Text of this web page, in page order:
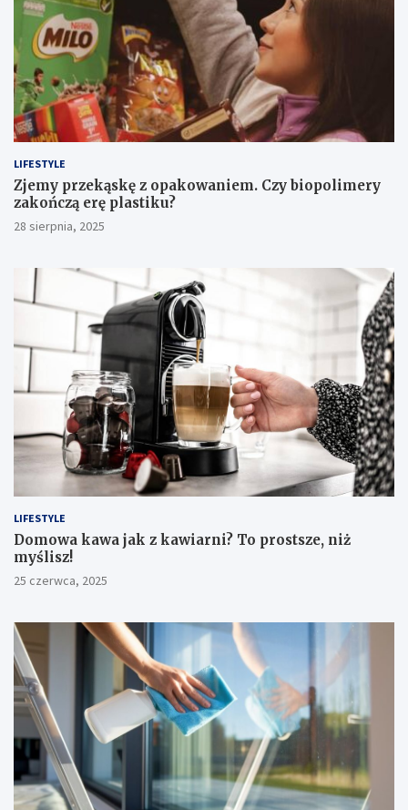
LIFESTYLE
Zjemy przekąskę z opakowaniem. Czy biopolimery
zakończą erę plastiku?
28 sierpnia, 2025
LIFESTYLE
​Domowa kawa jak z kawiarni? To prostsze, niż
myślisz!
25 czerwca, 2025